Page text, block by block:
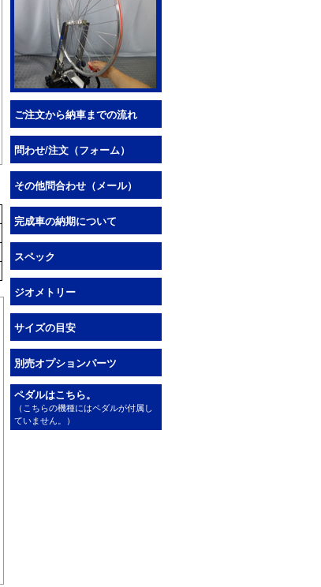
ご注文から納車までの流れ
問わせ/注文（フォーム）
その他問合わせ（メール）
完成車の納期について
スペック
ジオメトリー
サイズの目安
別売オプションパーツ
ペダルはこちら。
（こちらの機種にはペダルが付属し
ていません。）